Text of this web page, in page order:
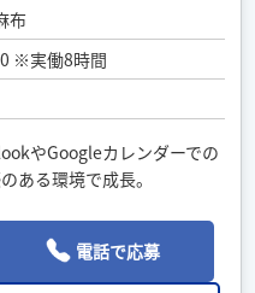
布
※実働8時間
やGoogleカレンダーでの
ある環境で成長。
電話で応募